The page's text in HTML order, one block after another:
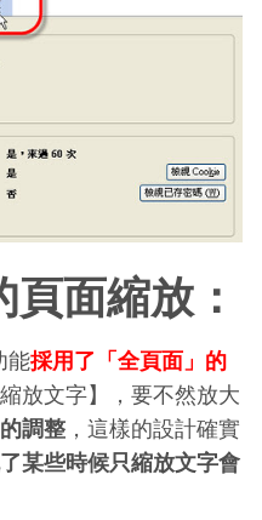
面縮放：
能採用了「全頁面」的
放文字】，要不然放大
調整 ，這樣的設計確實
某些時候只縮放文字會